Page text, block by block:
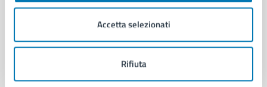
Accetta selezionati
Rifiuta
Enti e fondazioni
Personale amministrativo
Intranet, posta aziendale e protocollo